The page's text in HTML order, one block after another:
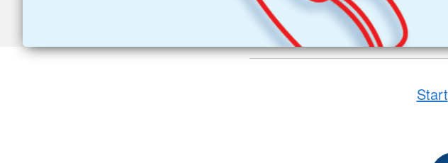
Start